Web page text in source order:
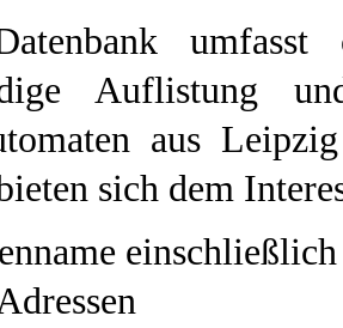
Auflistung
aus
sich dem